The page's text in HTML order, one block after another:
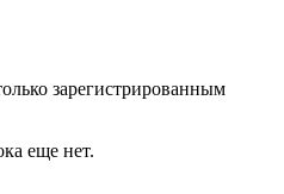
зарегистрированным
еще нет.